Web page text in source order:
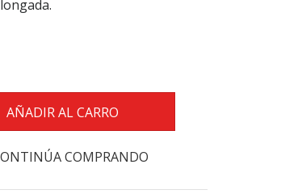
COMPRANDO